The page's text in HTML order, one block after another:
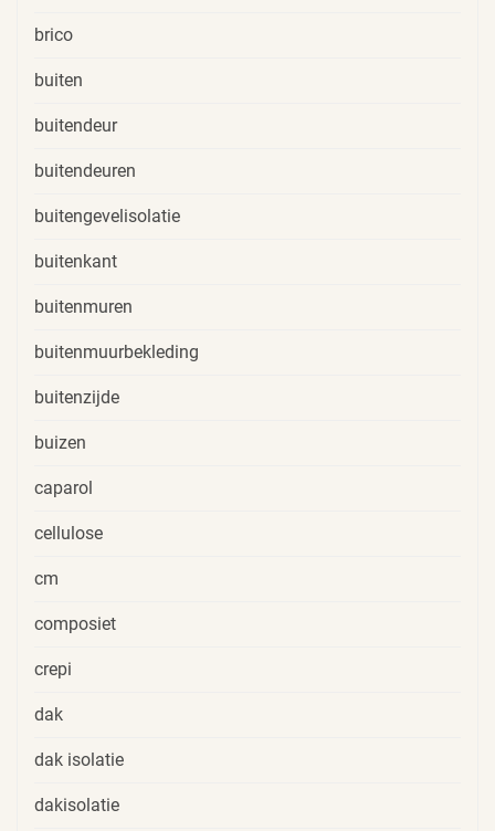
brico
buiten
buitendeur
buitendeuren
buitengevelisolatie
buitenkant
buitenmuren
buitenmuurbekleding
buitenzijde
buizen
caparol
cellulose
cm
composiet
crepi
dak
dak isolatie
dakisolatie